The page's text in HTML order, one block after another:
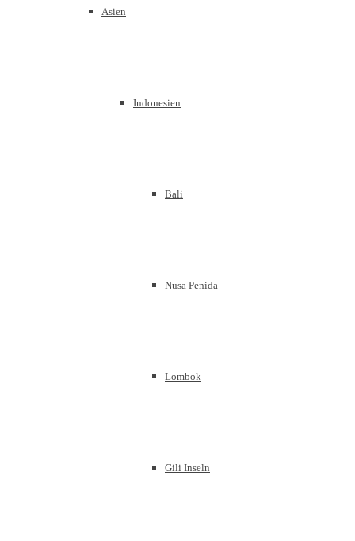
Asien
Indonesien
Bali
Nusa Penida
Lombok
Gili Inseln